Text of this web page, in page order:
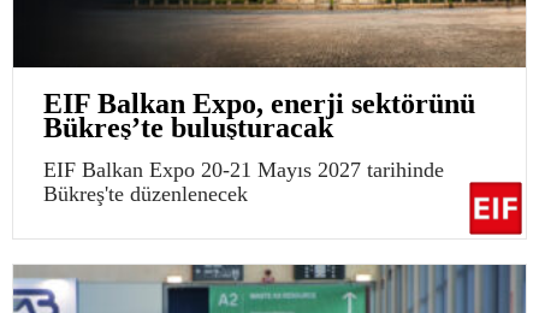
EIF Balkan Expo, enerji sektörünü
Bükreş’te buluşturacak
EIF Balkan Expo 20-21 Mayıs 2027 tarihinde
Bükreş'te düzenlenecek